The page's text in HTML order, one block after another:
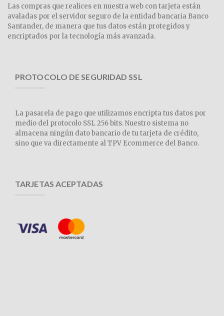
Las compras que realices en nuestra web con tarjeta están
avaladas por el servidor seguro de la entidad bancaria Banco
Santander, de manera que tus datos están protegidos y
encriptados por la tecnología más avanzada.
PROTOCOLO DE SEGURIDAD SSL
La pasarela de pago que utilizamos encripta tus datos por
medio del protocolo SSL 256 bits. Nuestro sistema no
almacena ningún dato bancario de tu tarjeta de crédito,
sino que va directamente al TPV Ecommerce del Banco.
TARJETAS ACEPTADAS